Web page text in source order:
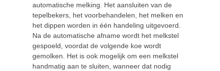
automatische melking. Het aansluiten van de
tepelbekers, het voorbehandelen, het melken en
het dippen worden in één handeling uitgevoerd.
Na de automatische afname wordt het melkstel
gespoeld, voordat de volgende koe wordt
gemolken. Het is ook mogelijk om een melkstel
handmatig aan te sluiten, wanneer dat nodig